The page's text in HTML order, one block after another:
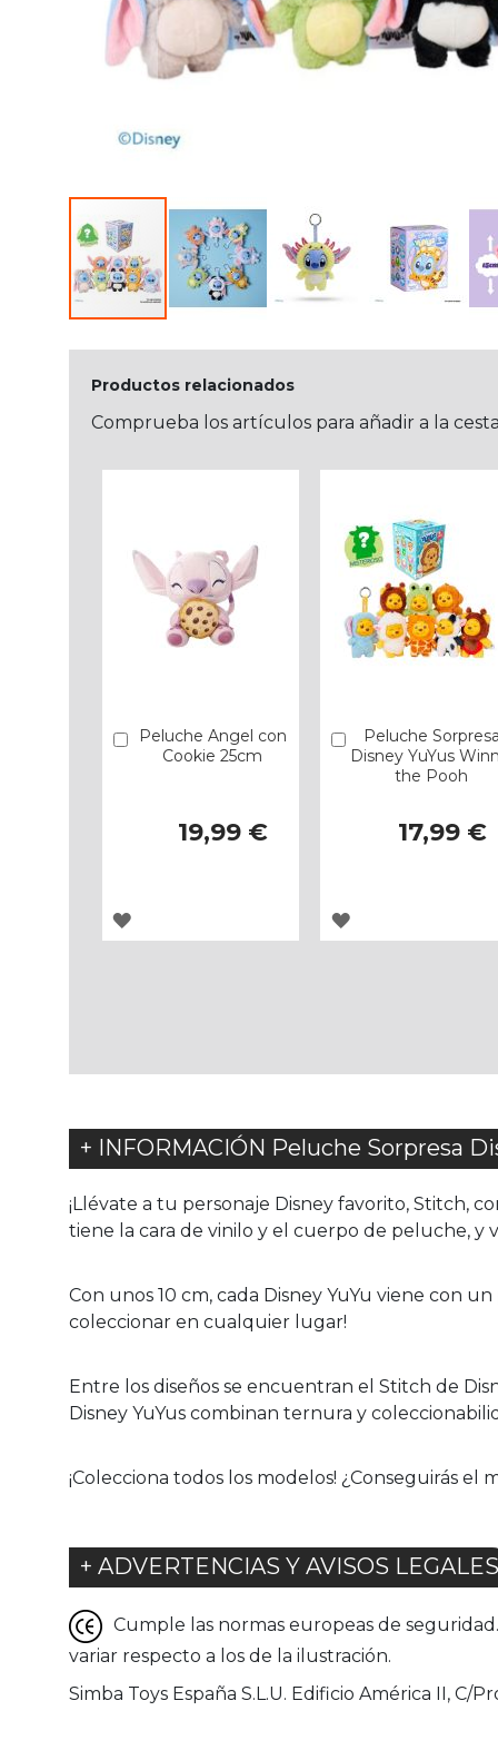
Productos relacionados
Comprueba los artículos para añadir a la
Peluche Angel con
Cookie 25cm
19,99 €
Añadir
AGREGAR
Peluche Sorpresa
Disney YuYus
the Pooh
17,99 €
Añadir
AGREGAR
+ INFORMACIÓN Peluche Sorpresa
¡Llévate a tu personaje Disney favorito, Stitch,
tiene la cara de vinilo y el cuerpo de peluche, y
Con unos 10 cm, cada Disney YuYu viene con
coleccionar en cualquier lugar!
Entre los diseños se encuentran el Stitch de
Disney YuYus combinan ternura y
¡Colecciona todos los modelos! ¿Conseguirás el
+ ADVERTENCIAS Y AVISOS LEGALES
Cumple las normas europeas de
variar respecto a los de la ilustración.
Simba Toys España S.L.U. Edificio América II, C/